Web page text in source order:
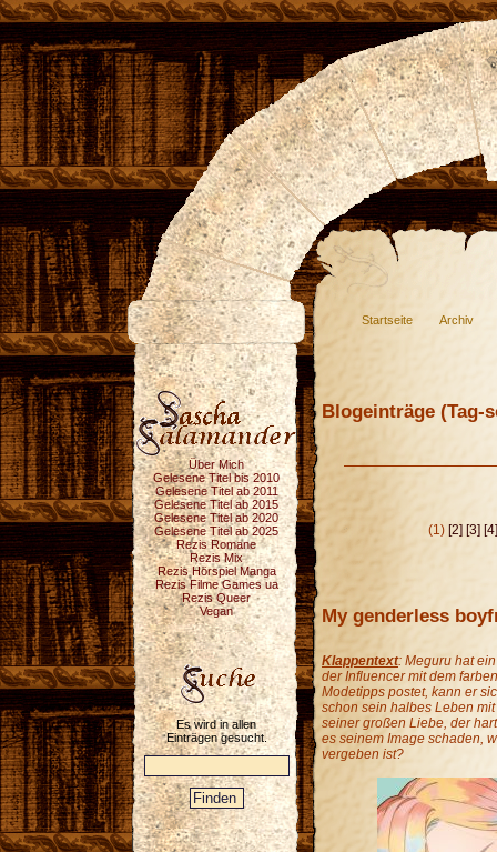
Startseite Archiv
Über Mich
Gelesene Titel bis 2010
Gelesene Titel ab 2011
Gelesene Titel ab 2015
Gelesene Titel ab 2020
Gelesene Titel ab 2025
Rezis Romane
Rezis Mix
Rezis Hörspiel Manga
Rezis Filme Games ua
Rezis Queer
Vegan
Es wird in allen
Einträgen gesucht.
Blogeinträge (Tag-
(1) [2] [3] [4]
My genderless
Klappentext: Meguru hat
der Influencer mit dem
Modetipps postet, kann er
schon sein halbes Leben
seiner großen Liebe, der
es seinem Image schaden,
vergeben ist?